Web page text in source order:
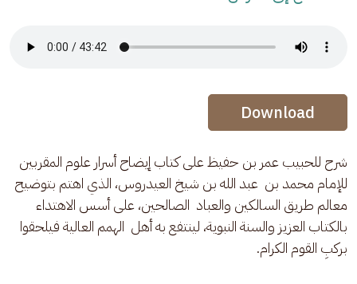
Audio Stream
Audio Stream
Download
شرح للحبيب عمر بن حفيظ على كتاب إيضاح أسرار علوم المقربين
للإمام محمد بن  عبد الله بن شيخ العيدروس، الذي اهتم بتوضيح
معالم طريق السالكين والعباد  الصالحين، على أسس الاهتداء
بالكتاب العزيز والسنة النبوية، لينتفع به أهل  الهمم العالية فيلحقوا
بركبِ القوم الكرام.